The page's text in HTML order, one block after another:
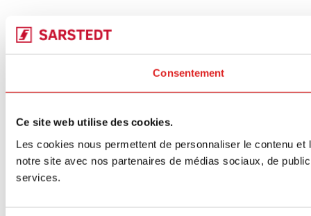
Consentement
Ce site web utilise des cookies.
Les cookies nous permettent de personnaliser le contenu
notre site avec nos partenaires de médias sociaux, de
services.